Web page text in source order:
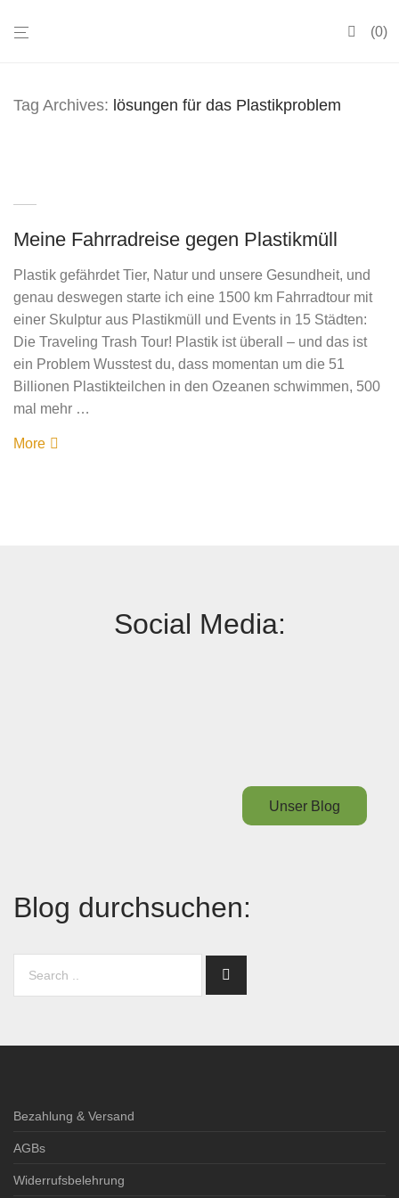
0
Tag Archives: lösungen für das Plastikproblem
Meine Fahrradreise gegen Plastikmüll
Plastik gefährdet Tier, Natur und unsere Gesundheit, und
genau deswegen starte ich eine 1500 km Fahrradtour mit
einer Skulptur aus Plastikmüll und Events in 15 Städten:
Die Traveling Trash Tour! Plastik ist überall – und das ist
ein Problem Wusstest du, dass momentan um die 51
Billionen Plastikteilchen in den Ozeanen schwimmen, 500
mal mehr …
More
Social Media:
Unser Blog
Blog durchsuchen:
Bezahlung & Versand
AGBs
Widerrufsbelehrung